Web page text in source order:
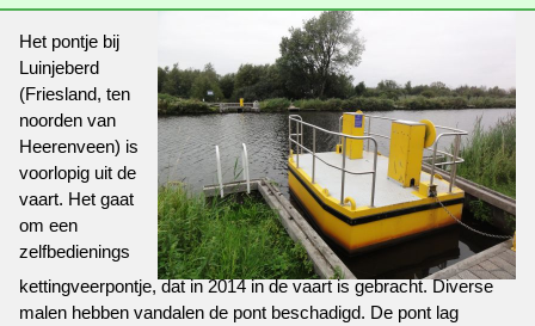
Het pontje bij
Luinjeberd
(Friesland, ten
noorden van
Heerenveen) is
voorlopig uit de
vaart. Het gaat
om een
zelfbedienings
kettingveerpontje, dat in 2014 in de vaart is gebracht. Diverse
malen hebben vandalen de pont beschadigd. De pont lag